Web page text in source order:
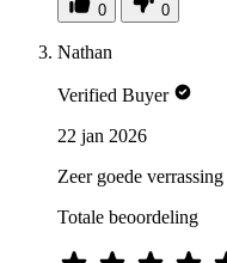
0 0
Nathan
Verified Buyer
22 jan 2026
Zeer goede verrassing
Totale beoordeling